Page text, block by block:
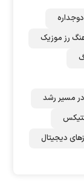
رز‌ موزیک
مسیر رشد
دیجیتال